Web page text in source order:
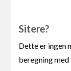
Sitere?
Dette er ingen
beregning